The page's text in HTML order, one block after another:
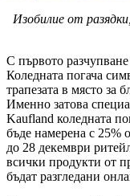
Изобилие от
С първото
Коледната погача
трапезата в място за
Именно затова
Kaufland коледната
бъде намерена с 25%
до 28 декември
всички продукти от
бъдат разгледани